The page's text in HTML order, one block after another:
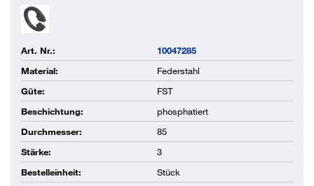
Art. Nr.:
10047285
Material:
Federstahl
Güte:
FST
Beschichtung:
phosphatiert
Durchmesser:
85
Stärke:
3
Bestelleinheit:
Stück